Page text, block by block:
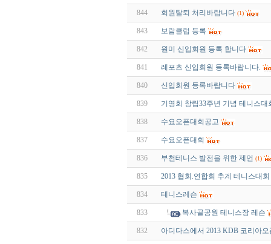
844 회원탈퇴 처리바랍니다 (1)
843 보람클럽 등록
842 원미 신입회원 등록 합니다
841 레포츠 신입회원 등록바랍니다.
840 신입회원 등록바랍니다
839 기영회 창립33주년 기념 테니스대
838 수요오픈대회공고
837 수요오픈대회
836 부천테니스 발전을 위한 제언 (1)
835 2013 협회.연합회 추계 테니스대
834 테니스레슨
833 복사골공원 테니스장 레슨
832 아디다스에서 2013 KDB 코리아